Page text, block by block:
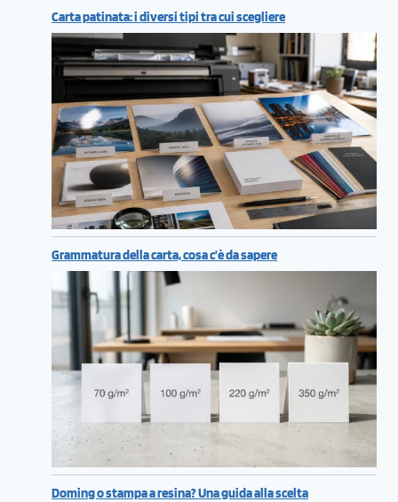
Carta patinata: i diversi tipi tra cui scegliere
Grammatura della carta, cosa c’è da sapere
Doming o stampa a resina? Una guida alla scelta